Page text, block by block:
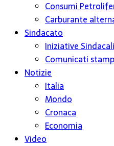
Consumi
Carburante
Sindacato
Iniziative Sindacali
Comunicati
Notizie
Italia
Mondo
Cronaca
Economia
Video